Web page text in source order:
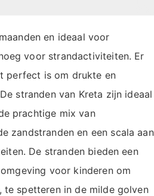
en ideaal voor
voor strandactiviteiten. Er
perfect is om drukte en
stranden van Kreta zijn ideaal
prachtige mix van
zandstranden en een scala aan
De stranden bieden een
voor kinderen om
te spetteren in de milde golven